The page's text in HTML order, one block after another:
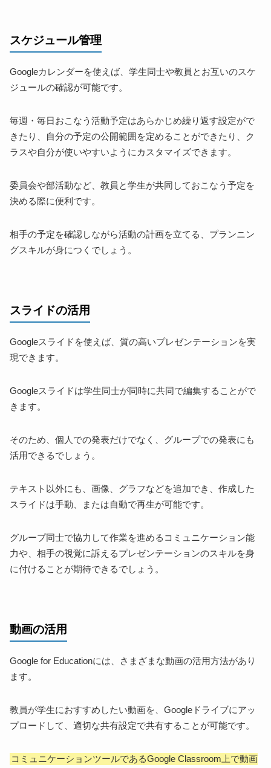
スケジュール管理
Googleカレンダーを使えば、学生同士や教員とお互いのスケ
ジュールの確認が可能です。
毎週・毎日おこなう活動予定はあらかじめ繰り返す設定がで
きたり、自分の予定の公開範囲を定めることができたり、ク
ラスや自分が使いやすいようにカスタマイズできます。
委員会や部活動など、教員と学生が共同しておこなう予定を
決める際に便利です。
相手の予定を確認しながら活動の計画を立てる、プランニン
グスキルが身につくでしょう。
スライドの活用
Googleスライドを使えば、質の高いプレゼンテーションを実
現できます。
Googleスライドは学生同士が同時に共同で編集することがで
きます。
そのため、個人での発表だけでなく、グループでの発表にも
活用できるでしょう。
テキスト以外にも、画像、グラフなどを追加でき、作成した
スライドは手動、または自動で再生が可能です。
グループ同士で協力して作業を進めるコミュニケーション能
力や、相手の視覚に訴えるプレゼンテーションのスキルを身
に付けることが期待できるでしょう。
動画の活用
Google for Educationには、さまざまな動画の活用方法があり
ます。
教員が学生におすすめしたい動画を、Googleドライブにアッ
プロードして、適切な共有設定で共有することが可能です。
コミュニケーションツールであるGoogle Classroom上で動画